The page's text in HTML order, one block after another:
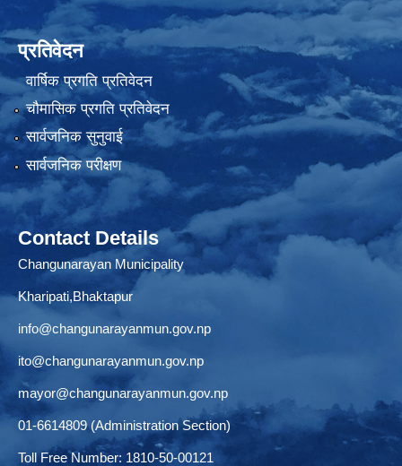
प्रतिवेदन
वार्षिक प्रगति प्रतिवेदन
चौमासिक प्रगति प्रतिवेदन
सार्वजनिक सुनुवाई
सार्वजनिक परीक्षण
Contact Details
Changunarayan Municipality
Kharipati,Bhaktapur
info@changunarayanmun.gov.np
ito@changunarayanmun.gov.np
mayor@changunarayanmun.gov.np
01-6614809 (Administration Section)
Toll Free Number: 1810-50-00121